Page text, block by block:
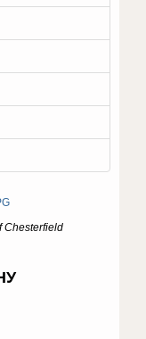
Chesterfield